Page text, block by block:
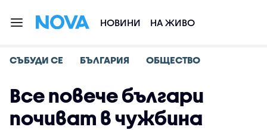
НОВИНИ НА ЖИВО
СЪБУДИ СЕ БЪЛГАРИЯ ОБЩЕСТВО
Все повече българи
почиват в чужбина